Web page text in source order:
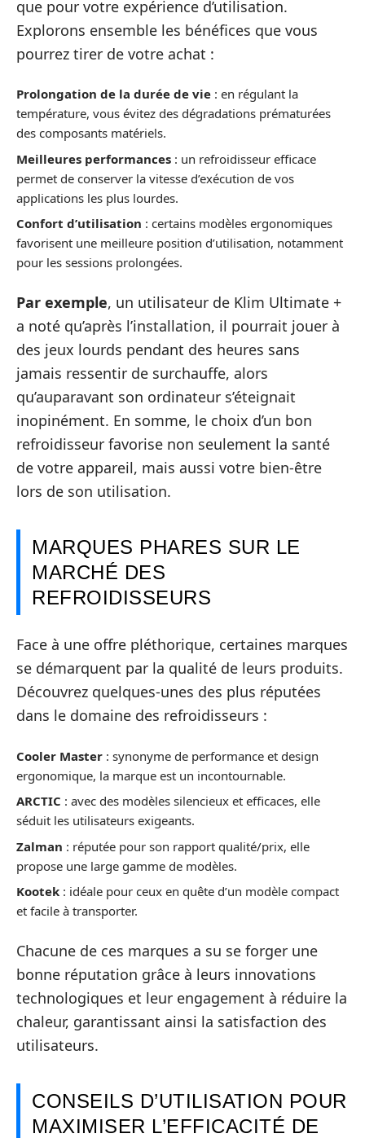
que pour votre expérience d’utilisation.
Explorons ensemble les bénéfices que vous
pourrez tirer de votre achat :
Prolongation de la durée de vie : en régulant la
température, vous évitez des dégradations prématurées
des composants matériels.
Meilleures performances : un refroidisseur efficace
permet de conserver la vitesse d’exécution de vos
applications les plus lourdes.
Confort d’utilisation : certains modèles ergonomiques
favorisent une meilleure position d’utilisation, notamment
pour les sessions prolongées.
Par exemple, un utilisateur de Klim Ultimate +
a noté qu’après l’installation, il pourrait jouer à
des jeux lourds pendant des heures sans
jamais ressentir de surchauffe, alors
qu’auparavant son ordinateur s’éteignait
inopinément. En somme, le choix d’un bon
refroidisseur favorise non seulement la santé
de votre appareil, mais aussi votre bien-être
lors de son utilisation.
MARQUES PHARES SUR LE
MARCHÉ DES
REFROIDISSEURS
Face à une offre pléthorique, certaines marques
se démarquent par la qualité de leurs produits.
Découvrez quelques-unes des plus réputées
dans le domaine des refroidisseurs :
Cooler Master : synonyme de performance et design
ergonomique, la marque est un incontournable.
ARCTIC : avec des modèles silencieux et efficaces, elle
séduit les utilisateurs exigeants.
Zalman : réputée pour son rapport qualité/prix, elle
propose une large gamme de modèles.
Kootek : idéale pour ceux en quête d’un modèle compact
et facile à transporter.
Chacune de ces marques a su se forger une
bonne réputation grâce à leurs innovations
technologiques et leur engagement à réduire la
chaleur, garantissant ainsi la satisfaction des
utilisateurs.
CONSEILS D’UTILISATION POUR
MAXIMISER L’EFFICACITÉ DE